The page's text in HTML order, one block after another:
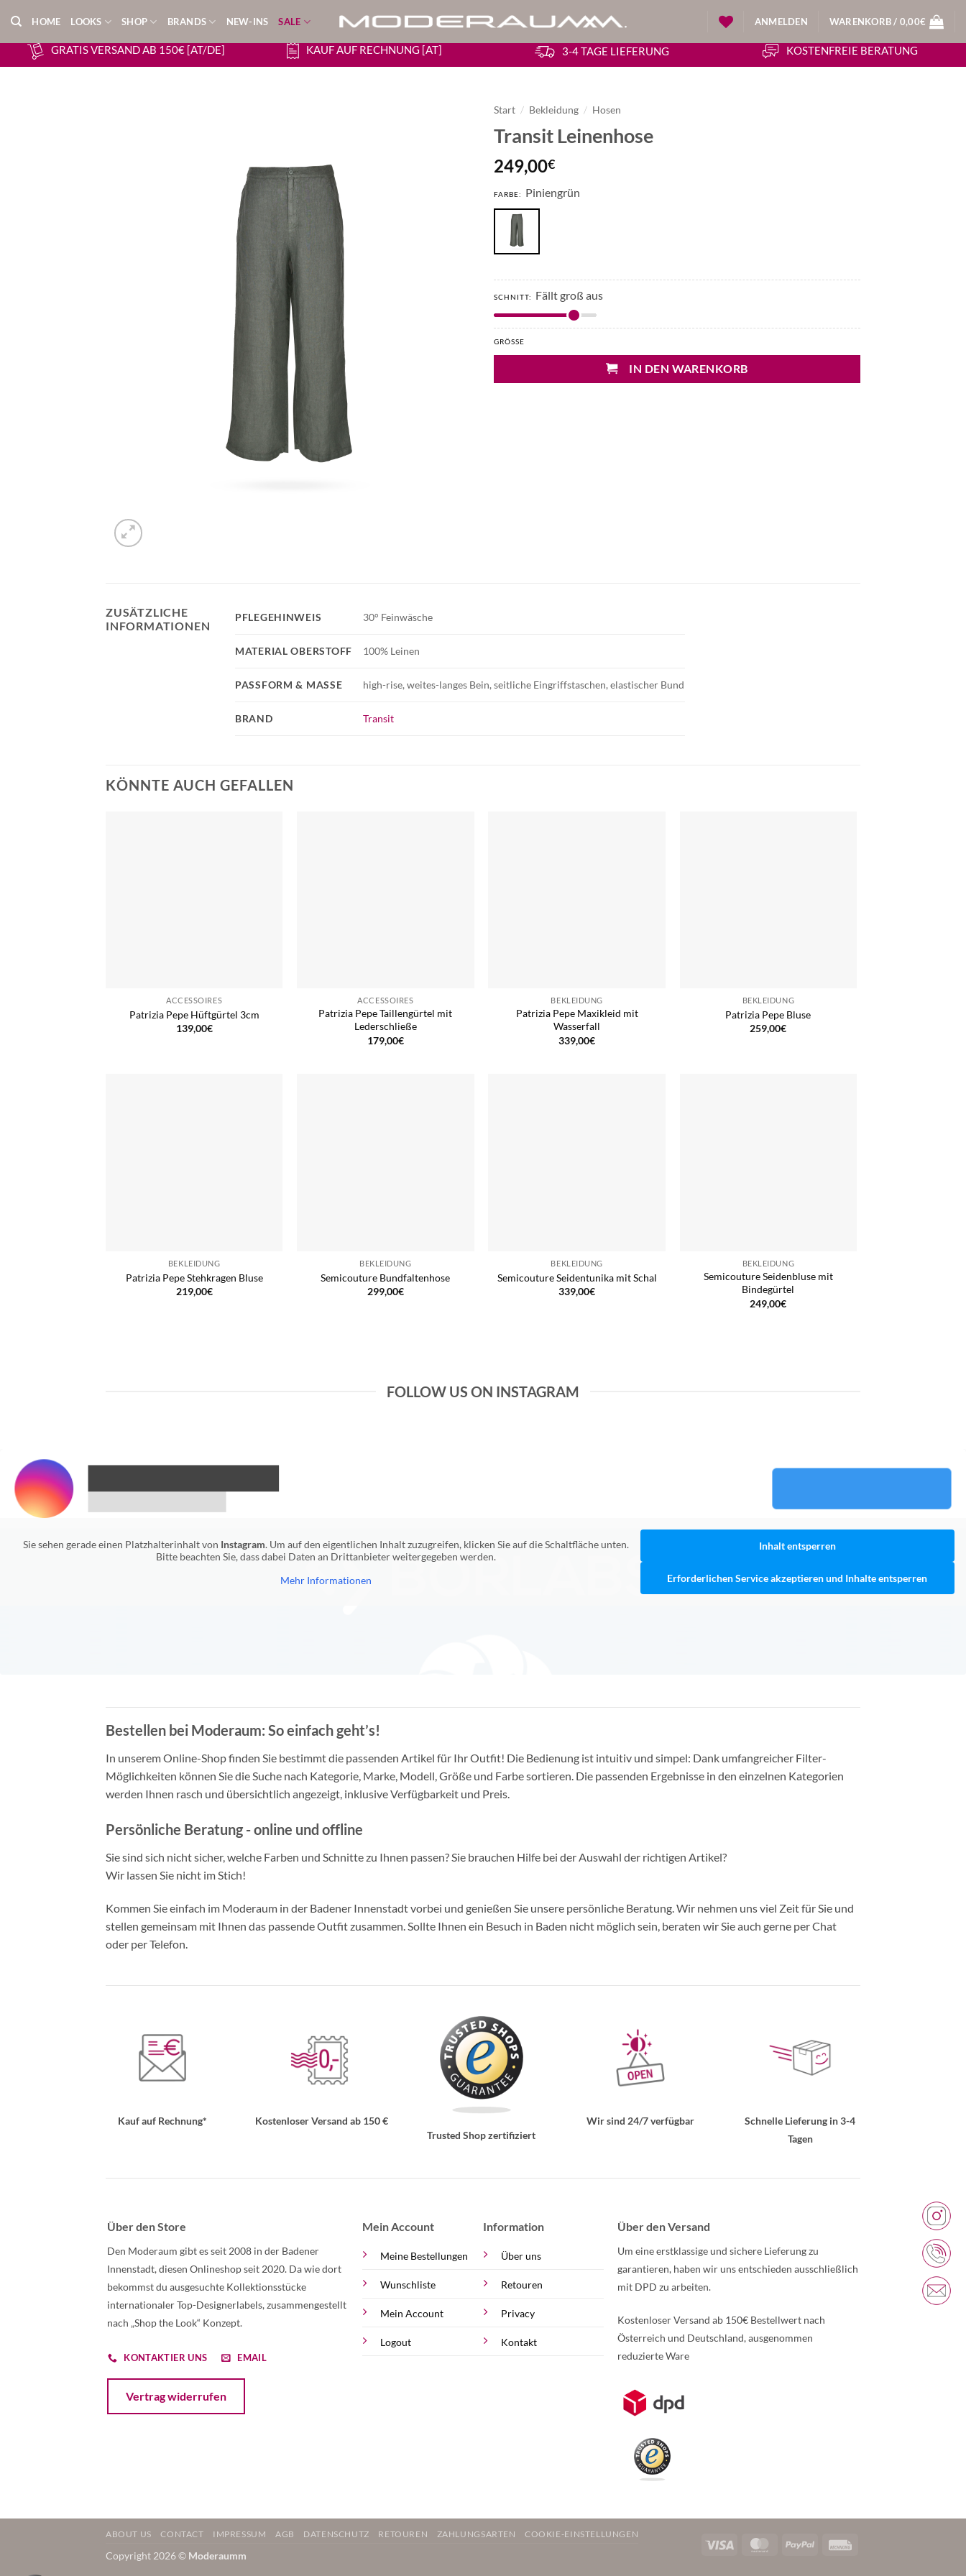
Inhalt
springen
HOME LOOKS SHOP BRANDS NEW-INS SALE ANMELDEN WARENKORB / 0,00€
GRATIS VERSAND AB 150€ [AT/DE] KAUF AUF RECHNUNG [AT] 3-4 TAGE LIEFERUNG KOSTENFREIE BERATUNG
Start / Bekleidung / Hosen
Transit Leinenhose
249,00€
FARBE: Piniengrün
SCHNITT: Fällt groß aus
GRÖSSE
IN DEN WARENKORB
ZUSÄTZLICHE
INFORMATIONEN
BRAND Transit
PFLEGEHINWEIS 30° Feinwäsche
MATERIAL OBERSTOFF 100% Leinen
PASSFORM & MASSE high-rise, weites-langes Bein, seitliche Eingriffstaschen, elastischer Bund
KÖNNTE AUCH GEFALLEN
ACCESSOIRES
Patrizia Pepe Hüftgürtel 3cm
139,00€
ACCESSOIRES
Patrizia Pepe Taillengürtel mit
Lederschließe
179,00€
BEKLEIDUNG
Patrizia Pepe Maxikleid mit
Wasserfall
339,00€
BEKLEIDUNG
Patrizia Pepe Bluse
259,00€
BEKLEIDUNG
Patrizia Pepe Stehkragen Bluse
219,00€
BEKLEIDUNG
Semicouture Bundfaltenhose
299,00€
BEKLEIDUNG
Semicouture Seidentunika mit Schal
339,00€
BEKLEIDUNG
Semicouture Seidenbluse mit
Bindegürtel
249,00€
FOLLOW US ON INSTAGRAM
Sie sehen gerade einen Platzhalterinhalt von Instagram. Um auf den eigentlichen Inhalt zuzugreifen, klicken Sie auf die Schaltfläche unten.
Bitte beachten Sie, dass dabei Daten an Drittanbieter weitergegeben werden.
Mehr Informationen
Inhalt entsperren
Erforderlichen Service akzeptieren und Inhalte entsperren
Bestellen bei Moderaum: So einfach geht’s!
In unserem Online-Shop finden Sie bestimmt die passenden Artikel für Ihr Outfit! Die Bedienung ist intuitiv und simpel: Dank umfangreicher Filter-
Möglichkeiten können Sie die Suche nach Kategorie, Marke, Modell, Größe und Farbe sortieren. Die passenden Ergebnisse in den einzelnen Kategorien
werden Ihnen rasch und übersichtlich angezeigt, inklusive Verfügbarkeit und Preis.
Persönliche Beratung - online und offline
Sie sind sich nicht sicher, welche Farben und Schnitte zu Ihnen passen? Sie brauchen Hilfe bei der Auswahl der richtigen Artikel?
Wir lassen Sie nicht im Stich!
Kommen Sie einfach im Moderaum in der Badener Innenstadt vorbei und genießen Sie unsere persönliche Beratung. Wir nehmen uns viel Zeit für Sie und
stellen gemeinsam mit Ihnen das passende Outfit zusammen. Sollte Ihnen ein Besuch in Baden nicht möglich sein, beraten wir Sie auch gerne per Chat
oder per Telefon.
Kauf auf Rechnung*
Kostenloser Versand ab 150 €
Trusted Shop zertifiziert
Wir sind 24/7 verfügbar
Schnelle Lieferung in 3-4
Tagen
Über den Store
Den Moderaum gibt es seit 2008 in der Badener
Innenstadt, diesen Onlineshop seit 2020. Da wie dort
bekommst du ausgesuchte Kollektionsstücke
internationaler Top-Designerlabels, zusammengestellt
nach „Shop the Look“ Konzept.
KONTAKTIER UNS EMAIL
Vertrag widerrufen
Mein Account
Meine Bestellungen
Wunschliste
Mein Account
Logout
Information
Über uns
Retouren
Privacy
Kontakt
Über den Versand
Um eine erstklassige und sichere Lieferung zu
garantieren, haben wir uns entschieden ausschließlich
mit DPD zu arbeiten.
Kostenloser Versand ab 150€ Bestellwert nach
Österreich und Deutschland, ausgenommen
reduzierte Ware
Weitere Informationen über den gesperrten Inhalt.
Visa MasterCardPayPal
ABOUT US CONTACT IMPRESSUM AGB DATENSCHUTZ RETOUREN ZAHLUNGSARTEN COOKIE-EINSTELLUNGEN
Copyright 2026 © Moderaumm